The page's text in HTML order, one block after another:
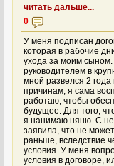
читать дальше...
0
У меня подписан
которая в рабочие
ухода за моим
руководителем в
мной развелся 2
причинам, я сама
работаю, чтобы
будущее. Для того,
я нанимаю няню. С
заявила, что не
раньше, вследствие
условия. У меня
условия в договоре,